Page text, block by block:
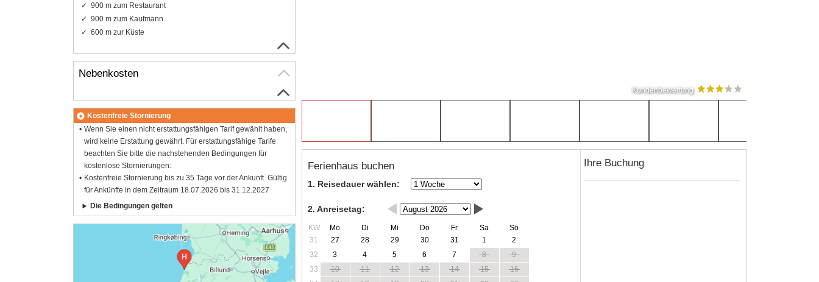
Kundenbewertung
Ferienhaus buchen
1. Reisedauer wählen:
2. Anreisetag:
KW Mo Di Mi Do Fr Sa
So
31
27 28 29 30 31 1
2
32
3 4 5 6 7 8
9
33
10 11 12 13 14 15
16
Ihre Buchung
900 m zum Restaurant
900 m zum Kaufmann
600 m zur Küste
Nebenkosten
Kostenfreie Stornierung
Wenn Sie einen nicht erstattungsfähigen Tarif gewählt haben,
wird keine Erstattung gewährt. Für erstattungsfähige Tarife
beachten Sie bitte die nachstehenden Bedingungen für
kostenlose Stornierungen:
Kostenfreie Stornierung bis zu 35 Tage vor der Ankunft. Gültig
für Ankünfte in dem Zeitraum 18.07.2026 bis 31.12.2027
Die Bedingungen gelten